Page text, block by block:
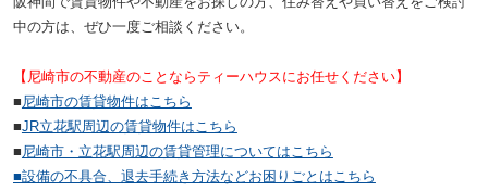
中の方は、ぜひ一度ご相談ください。
【尼崎市の不動産のことならティーハウスにお任せください】
■ 尼崎市の賃貸物件はこちら
■JR立花駅周辺の賃貸物件はこちら
■ 尼崎市・立花駅周辺の賃貸管理についてはこちら
■設備の不具合、退去手続き方法などお困りごとはこちら